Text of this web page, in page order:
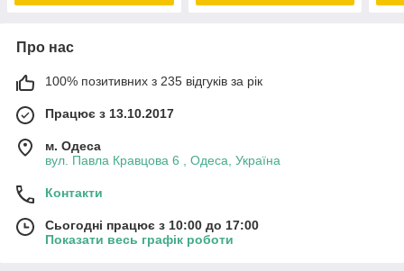
Про нас
100% позитивних з 235 відгуків за рік
Працює з 13.10.2017
м. Одеса
вул. Павла Кравцова 6 , Одеса, Україна
Контакти
Сьогодні працює з 10:00 до 17:00
Показати весь графік роботи